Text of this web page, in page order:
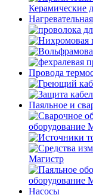
Керамические
Провода
Паяльное и
оборудование
Магистр
оборудование
Насосы